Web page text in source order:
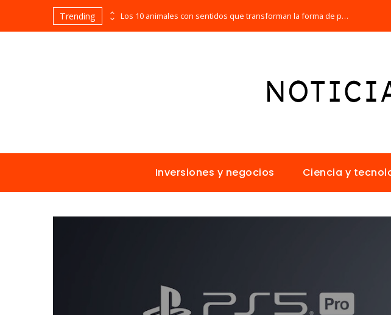
Trending Las empresas que alcanzaron los picos más altos en valor bursátil histórico Los 10 animales con sentidos que transforman la forma de percibir el mundo
Inversiones y negocios Ciencia y